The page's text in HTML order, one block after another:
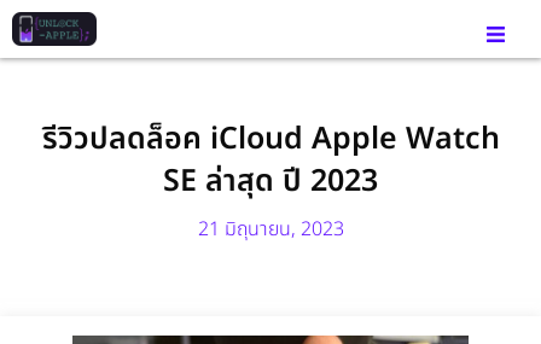
รีวิวปลดล็อค iCloud Apple Watch
SE ล่าสุด ปี 2023
21 มิถุนายน, 2023